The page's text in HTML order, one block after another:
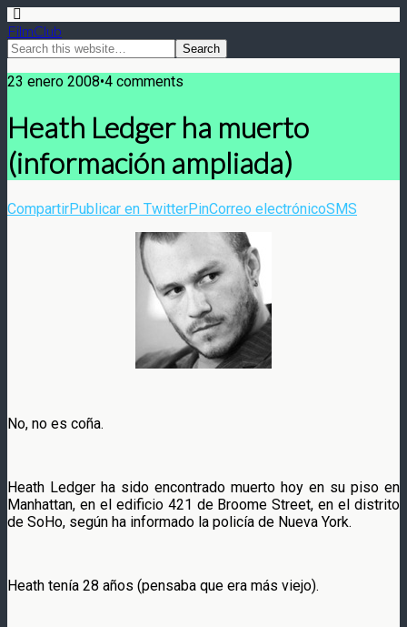
FilmClub
23 enero 2008•4 comments
Heath Ledger ha muerto
(información ampliada)
CompartirPublicar en TwitterPinCorreo electrónicoSMS
No, no es coña.
Heath Ledger ha sido encontrado muerto hoy en su piso en
Manhattan, en el edificio 421 de Broome Street, en el distrito
de SoHo, según ha informado la policía de Nueva York.
Heath tenía 28 años (pensaba que era más viejo).